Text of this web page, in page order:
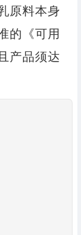
原料本身
的《可用
产品须达